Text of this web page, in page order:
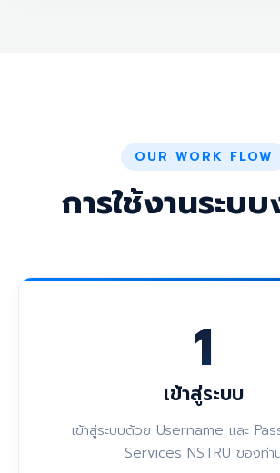
OUR WORK FLOW
การใช้งานระบ
1
เข้าสู่ระบบ
เข้าสู่ระบบด้วย Username และ
Services NSTRU ของท่า